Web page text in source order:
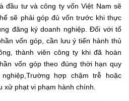
đầu tư và công ty vốn Việt Nam sẽ
sẽ phải góp đủ vốn trước khi thực
đăng ký doanh nghiệp. Đối với tổ
vốn góp, cần lưu ý tiến hành thủ
thành viên công ty khi đã hoàn
vốn góp theo đúng thời hạn quy
hợp chậm trễ hoặc
xử phạt vi phạm hành chính.